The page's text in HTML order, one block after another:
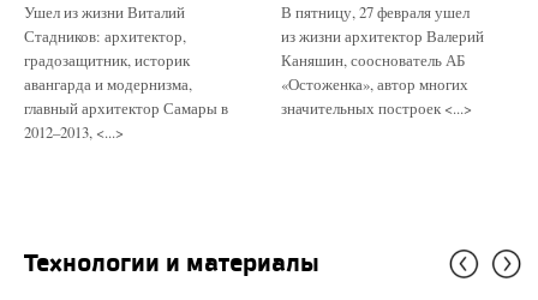
Ушел из жизни Виталий
Стадников: архитектор,
градозащитник, историк
авангарда и модернизма,
главный архитектор Самары в
2012–2013, <...>
В пятницу, 27 февраля ушел
из жизни архитектор Валерий
Каняшин, сооснователь АБ
«Остоженка», автор многих
значительных построек <...>
Технологии и материалы